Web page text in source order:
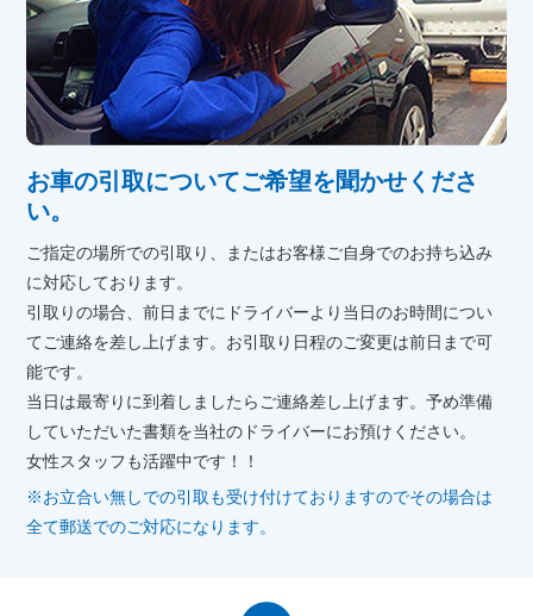
お車の引取についてご希望を聞かせくださ
い。
ご指定の場所での引取り、またはお客様ご自身でのお持ち込み
に対応しております。
引取りの場合、前日までにドライバーより当日のお時間につい
てご連絡を差し上げます。お引取り日程のご変更は前日まで可
能です。
当日は最寄りに到着しましたらご連絡差し上げます。予め準備
していただいた書類を当社のドライバーにお預けください。
女性スタッフも活躍中です！！
※お立合い無しでの引取も受け付けておりますのでその場合は
全て郵送でのご対応になります。